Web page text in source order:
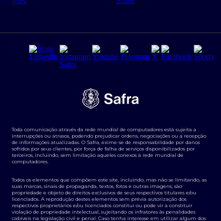
Regras e Parâmetros de Atuação Banco Safra
Segurança da Informação
Tarifas e serviços Pessoa Física
Transparência de remuneração
Termos e Condições para Portabilidade de Investimento
Derivativos
Agronegócios
Toda comunicação através da rede mundial de computadores está sujeita a
interrupções ou atrasos, podendo prejudicar ordens, negociações ou a recepção
de informações atualizadas. O Safra, exime-se de responsabilidade por danos
sofridos por seus clientes, por força de falha de serviços disponibilizados por
terceiros, incluindo, sem limitação aqueles conexos à rede mundial de
computadores.
Todos os elementos que compõem este site, incluindo, mas não se limitando, as
suas marcas, sinais de propaganda, textos, fotos e outras imagens, são
propriedade e objeto de direitos exclusivos de seus respectivos titulares e/ou
licenciados. A reprodução destes elementos sem prévia autorização dos
respectivos proprietários e/ou licenciados constitui ou pode vir a constituir
violação de propriedade intelectual, sujeitando os infratores às penalidades
cabíveis na legislação civil e penal. Caso tenha interesse em utilizar algum dos